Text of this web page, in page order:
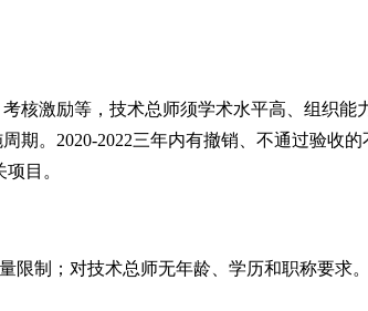
核激励等，技术总师须学术水平高、组织能
期。 2020-2022三年内有撤销、不通过验收
目。
限制；对技术总师无年龄、学历和职称要求。